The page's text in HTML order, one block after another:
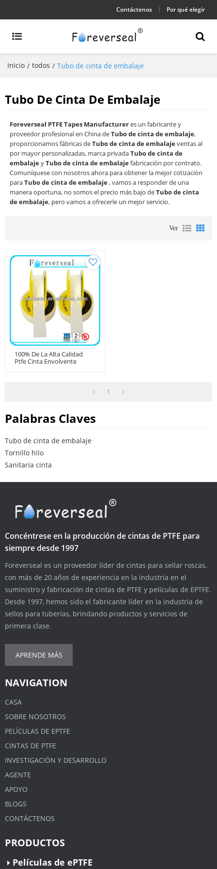
Contáctenos Por qué elegir
Inicio / todos / Tubo de cinta de embalaje
Tubo De Cinta De Embalaje
Foreverseal PTFE Tapes Manufactureres un fabricante y
proveedor profesional en China deTubo de cinta de embalaje,
proporcionamos fábricas deTubo de cinta de embalajeventas al
por mayor personalizadas, marca privadaTubo de cinta de
embalajeyTubo de cinta de embalajefabricación por contrato.
Comuníquese con nosotros ahora para obtener la mejor cotización
paraTubo de cinta de embalaje, vamos a responder de una
manera oportuna, no somos el precio más bajo deTubo de cinta
de embalaje, pero vamos a ofrecerle un mejor servicio.
Ver
100% De La Alta Calidad
Ptfe Cinta Envolvente
1
Palabras Claves
Tubo de cinta de embalaje
Tornillo hilo
Sanitaria cinta
Concéntrese en la producción de cintas de PTFE para
siempre desde 1997
Foreverseal es un proveedor líder de cintas para sellar roscas,
con más de 20 años de experiencia en la industria en el
suministro y fabricación de cintas de PTFE y películas de EPTFE.
Desde 1997, hemos sido el fabricante líder en la industria de
sellos para tuberías, brindando productos y servicios de
primera clase.
APRENDE MÁS
NAVIGATION
CASA
SOBRE NOSOTROS
PELÍCULAS DE EPTFE
CINTAS DE PTFE
INVESTIGACIÓN Y DESARROLLO
AGENTE
APOYO
BLOGS
CONTÁCTENOS
PRODUCTOS
Películas de ePTFE